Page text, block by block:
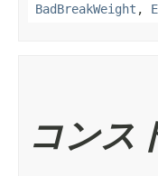
BadBreakWeight ,
コンス